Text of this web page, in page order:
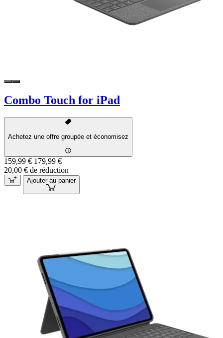
Combo Touch for iPad
Achetez une offre groupée et économisez
159,99 € 179,99 €
20,00 € de réduction
Ajouter au panier